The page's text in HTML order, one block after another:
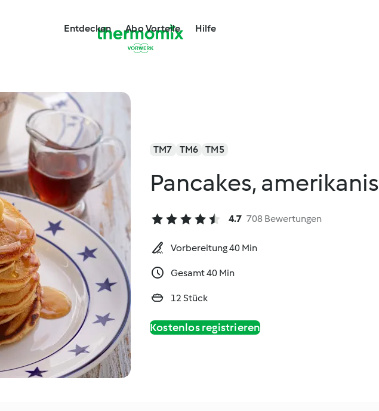
Entdecken Abo Vorteile Hilfe
TM7 TM6 TM5
Pancakes,
4.7 708 Bewertungen
Vorbereitung 40 Min
Gesamt 40 Min
12 Stück
Kostenlos registrieren